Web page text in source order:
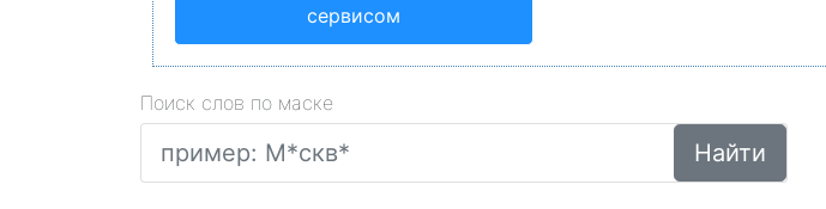
сервисом
Поиск слов по маске
Найти